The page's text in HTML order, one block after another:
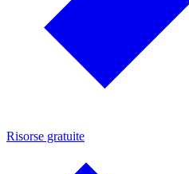
Risorse gratuite